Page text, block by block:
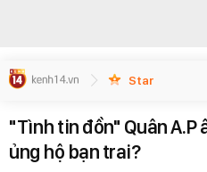
Star
"Tình tin đồn" Quân
ủng hộ bạn trai?